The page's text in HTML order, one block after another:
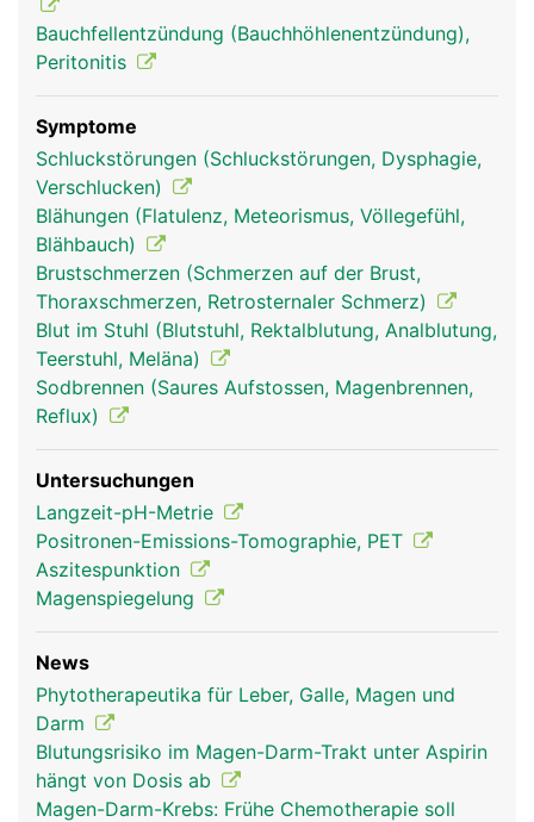
Bauchfellentzündung (Bauchhöhlenentzündung),
Peritonitis
Symptome
Schluckstörungen (Schluckstörungen, Dysphagie,
Verschlucken)
Blähungen (Flatulenz, Meteorismus, Völlegefühl,
Blähbauch)
Brustschmerzen (Schmerzen auf der Brust,
Thoraxschmerzen, Retrosternaler Schmerz)
Blut im Stuhl (Blutstuhl, Rektalblutung, Analblutung,
Teerstuhl, Meläna)
Sodbrennen (Saures Aufstossen, Magenbrennen,
Reflux)
Untersuchungen
Langzeit-pH-Metrie
Positronen-Emissions-Tomographie, PET
Aszitespunktion
Magenspiegelung
News
Phytotherapeutika für Leber, Galle, Magen und
Darm
Blutungsrisiko im Magen-Darm-Trakt unter Aspirin
hängt von Dosis ab
Magen-Darm-Krebs: Frühe Chemotherapie soll